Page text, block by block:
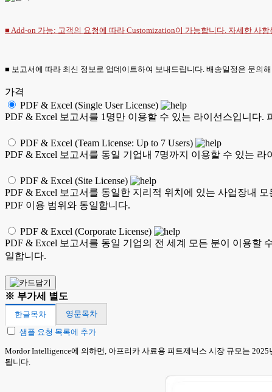
■ Add-on 가능: 고객의 요청에 따라 Customization이 가능합니다. 자세한 사항
■ 보고서에 따라 최신 정보로 업데이트하여 보내드립니다. 배송일정은 문의
가격
PDF & Excel (Single User License)
PDF & Excel 보고서를 1명만 이용할 수 있는 라이선스입니다.
PDF & Excel (Team License: Up to 7 Users)
PDF & Excel 보고서를 동일 기업내 7명까지 이용할 수 있는
PDF & Excel (Site License)
PDF & Excel 보고서를 동일한 지리적 위치에 있는 사업장내
PDF 이용 범위와 동일합니다.
PDF & Excel (Corporate License)
PDF & Excel 보고서를 동일 기업의 전 세계 모든 분이 이용할
일합니다.
※ 부가세 별도
한글목차
영문목차
샘플 요청 목록에 추가
Mordor Intelligence에 의하면, 아프리카 사료용 피트제닉스 시장 규모는
됩니다.